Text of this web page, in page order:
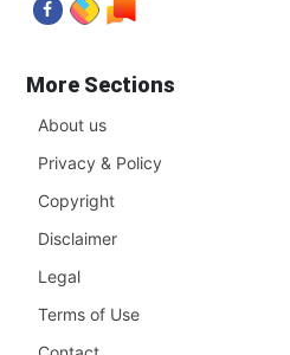
More Sections
About us
Privacy & Policy
Copyright
Disclaimer
Legal
Terms of Use